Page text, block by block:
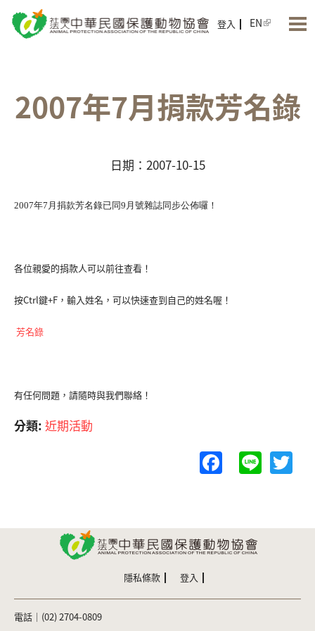
登入 EN
2007年7月捐款芳名錄
日期：2007-10-15
2007年7月捐款芳名錄已同9月號雜誌同步公佈囉！
各位親愛的捐款人可以前往查看！
按Ctrl鍵+F，輸入姓名，可以快速查到自己的姓名喔！
芳名錄
有任何問題，請隨時與我們聯絡！
分類: 近期活動
F
a
e
b
o
Li
n
er
隱私條款 登入
電話｜(02) 2704-0809